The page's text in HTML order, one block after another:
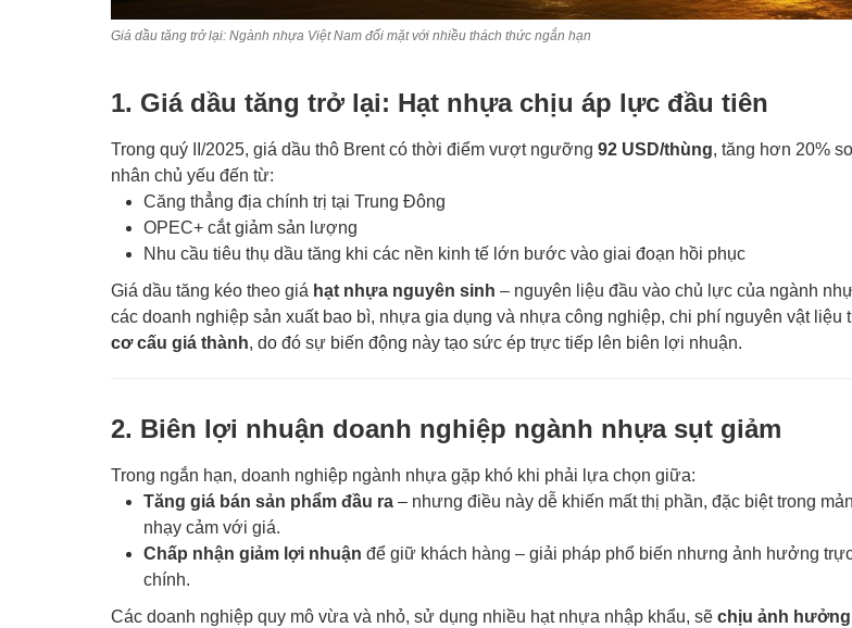
Giá dầu tăng trở lại: Ngành nhựa Việt Nam đối mặt với nhiều thách thức ngắn hạn
1. Giá dầu tăng trở lại: Hạt nhựa chịu áp lực đầu tiên
Trong quý II/2025, giá dầu thô Brent có thời điểm vượt ngưỡng 92 USD/thùng, tăng hơn 20%
nhân chủ yếu đến từ:
Căng thẳng địa chính trị tại Trung Đông
OPEC+ cắt giảm sản lượng
Nhu cầu tiêu thụ dầu tăng khi các nền kinh tế lớn bước vào giai đoạn hồi phục
Giá dầu tăng kéo theo giá hạt nhựa nguyên sinh – nguyên liệu đầu vào chủ lực của ngành
các doanh nghiệp sản xuất bao bì, nhựa gia dụng và nhựa công nghiệp, chi phí nguyên vật liệu
cơ cấu giá thành, do đó sự biến động này tạo sức ép trực tiếp lên biên lợi nhuận.
2. Biên lợi nhuận doanh nghiệp ngành nhựa sụt giảm
Trong ngắn hạn, doanh nghiệp ngành nhựa gặp khó khi phải lựa chọn giữa:
Tăng giá bán sản phẩm đầu ra – nhưng điều này dễ khiến mất thị phần, đặc biệt trong
nhạy cảm với giá.
Chấp nhận giảm lợi nhuận để giữ khách hàng – giải pháp phổ biến nhưng ảnh hưởng
chính.
Các doanh nghiệp quy mô vừa và nhỏ, sử dụng nhiều hạt nhựa nhập khẩu, sẽ chịu ảnh